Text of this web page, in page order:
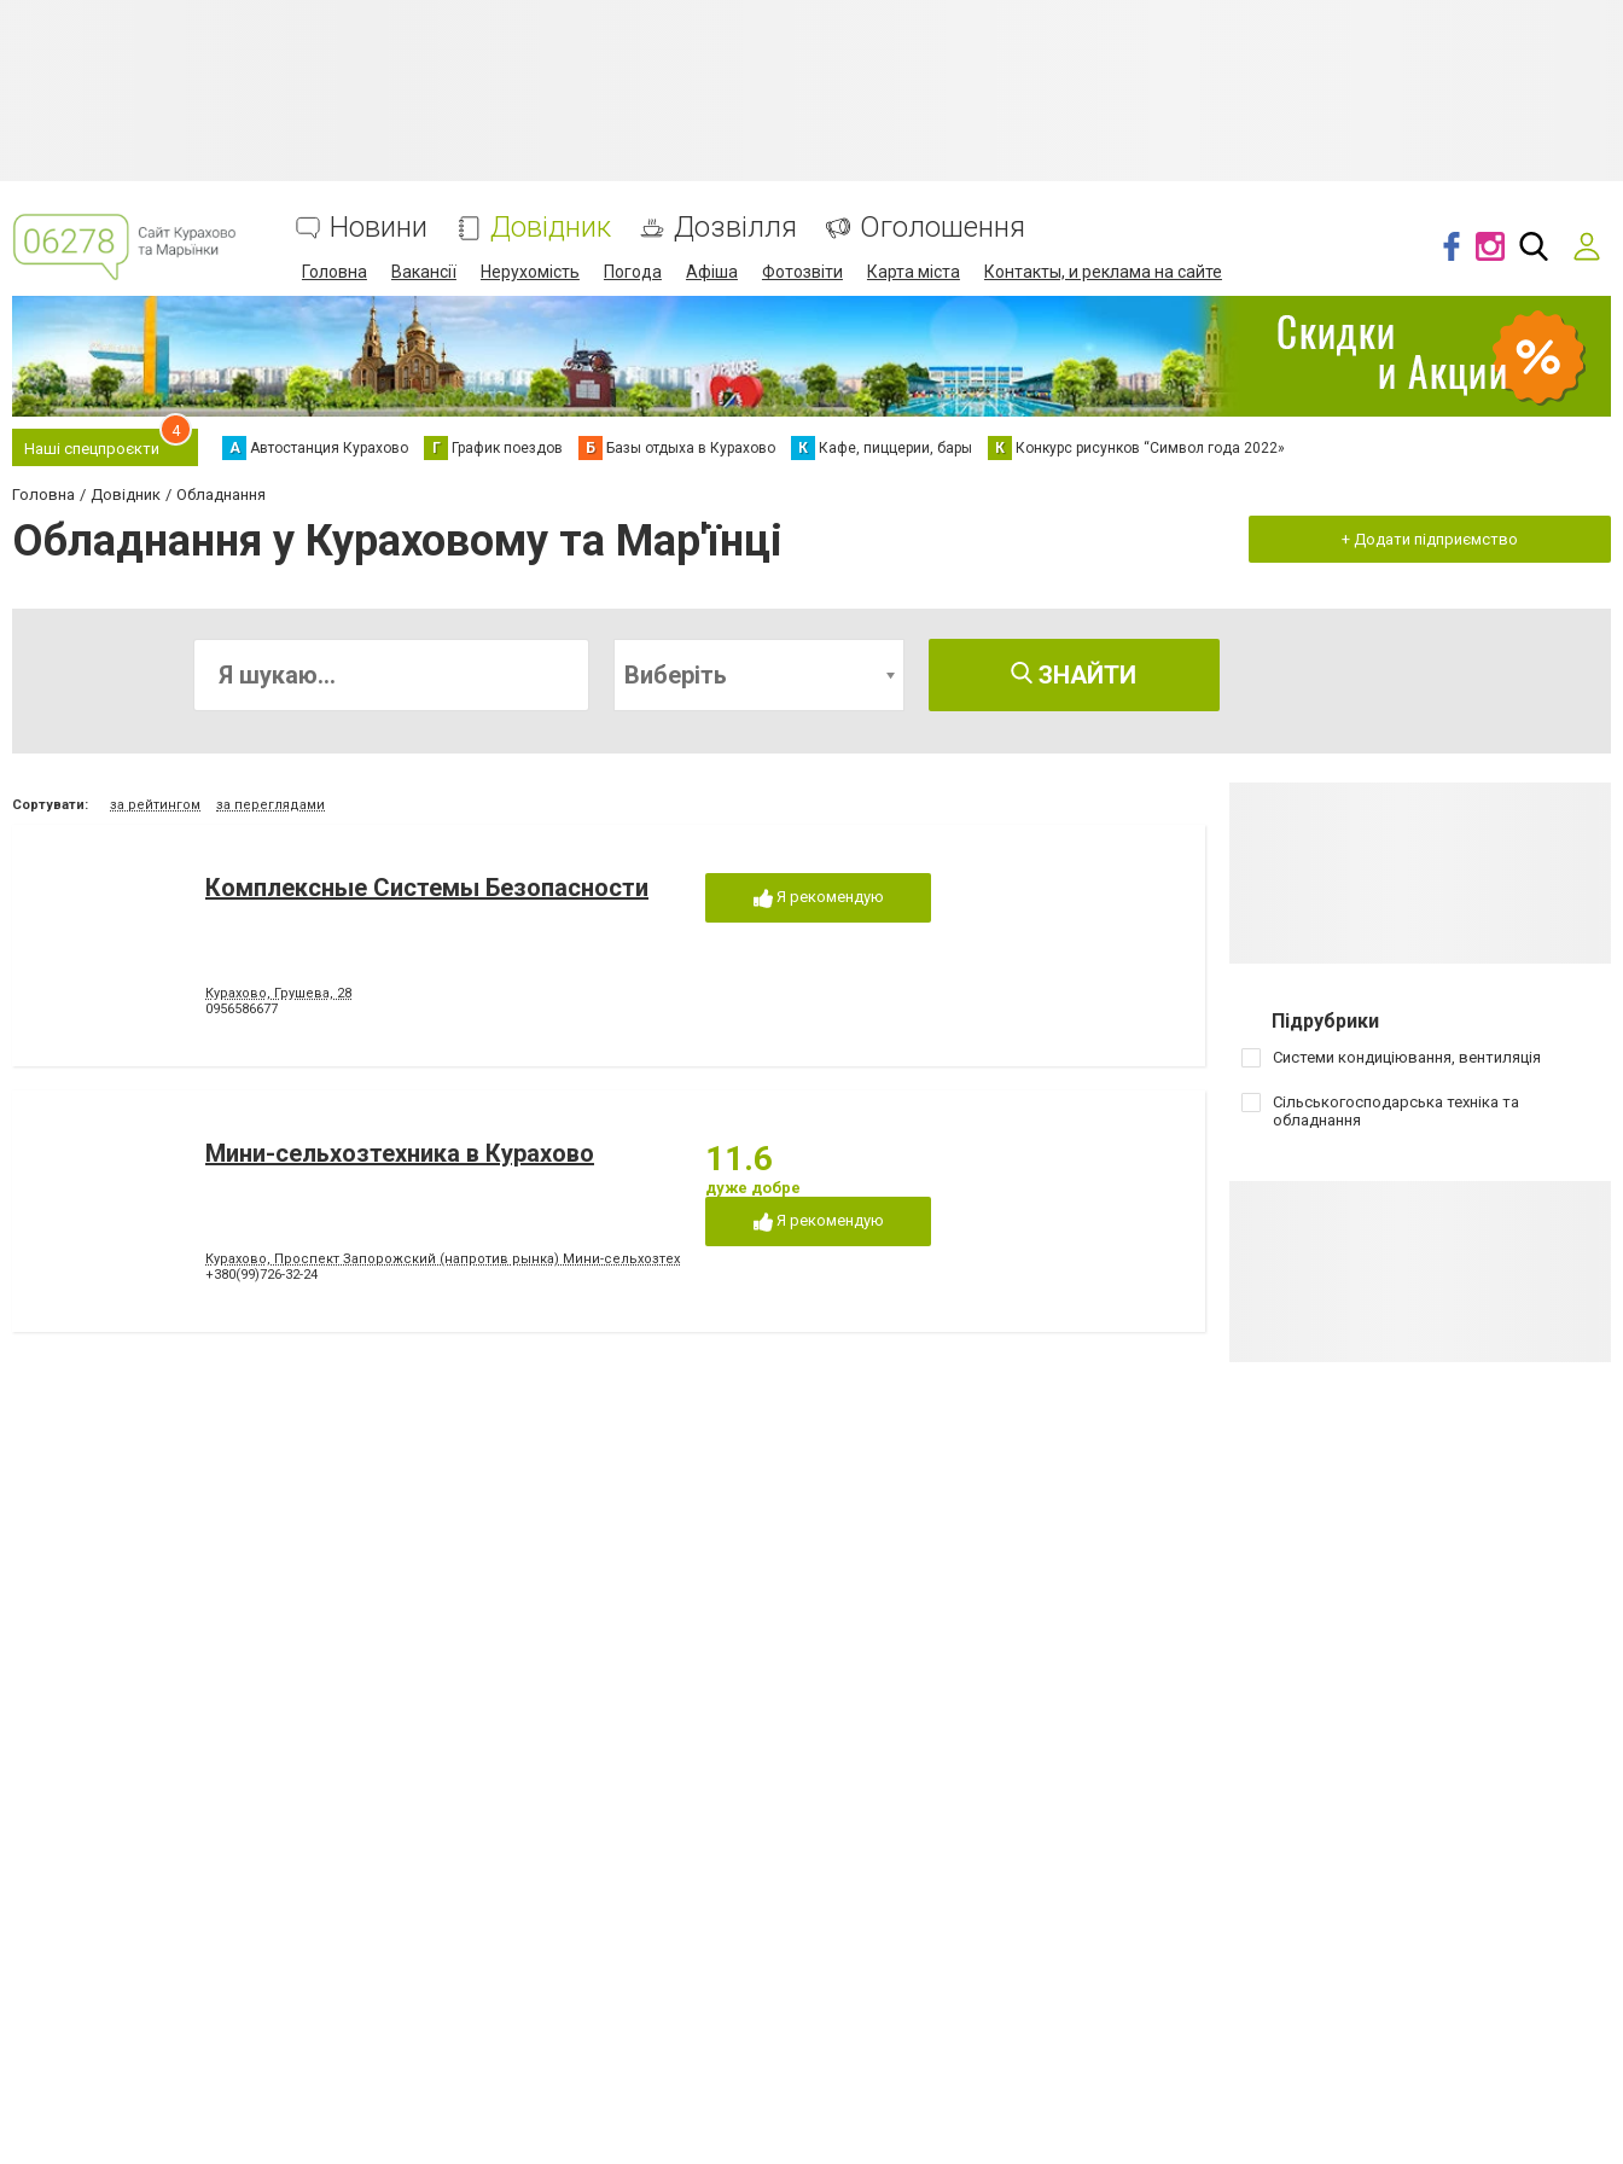
Новини Довідник Дозвілля Оголошення
Головна Вакансії Нерухомість Погода Афіша Фотозвіти Карта міста Контакты, и реклама на сайте
Наші спецпроєкти
4
А Автостанция Курахово Г График поездов Б Базы отдыха в Курахово К Кафе, пиццерии, бары К Конкурс рисунков “Символ года 2022»
Головна Довідник Обладнання
Обладнання у Кураховому та Мар'їнці + Додати підприємство
Виберіть ЗНАЙТИ
Сортувати: за рейтингом за переглядами
Комплексные Системы Безопасности
Курахово, Грушева, 28
0956586677
Я рекомендую
Мини-сельхозтехника в Курахово
Курахово, Проспект Запорожский (напротив рынка) Мини-сельхозтехника , 1В
+380(99)726-32-24
11.6
дуже добре
Я рекомендую
Підрубрики
Системи кондиціювання, вентиляція
Сільськогосподарська техніка та
обладнання